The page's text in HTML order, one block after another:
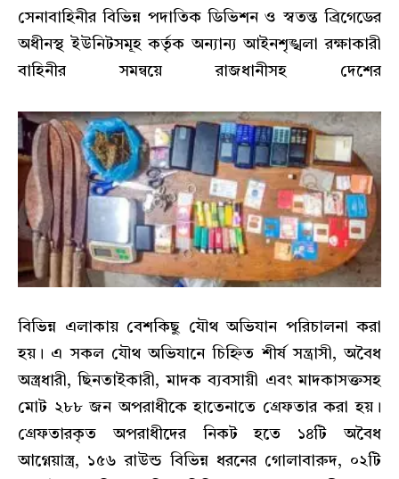
সেনাবাহিনীর বিভিন্ন পদাতিক ডিভিশন ও স্বতন্ত ব্রিগেডের
অধীনস্থ ইউনিটসমূহ কর্তৃক অন্যান্য আইনশৃঙ্খলা রক্ষাকারী
বাহিনীর সমন্বয়ে রাজধানীসহ দেশের
বিভিন্ন এলাকায় বেশকিছু যৌথ অভিযান পরিচালনা করা
হয়। এ সকল যৌথ অভিযানে চিহ্নিত শীর্ষ সন্ত্রাসী, অবৈধ
অস্ত্রধারী, ছিনতাইকারী, মাদক ব্যবসায়ী এবং মাদকাসক্তসহ
মোট ২৮৮ জন অপরাধীকে হাতেনাতে গ্রেফতার করা হয়।
গ্রেফতারকৃত অপরাধীদের নিকট হতে ১৪টি অবৈধ
আগ্নেয়াস্ত্র, ১৫৬ রাউন্ড বিভিন্ন ধরনের গোলাবারুদ, ০২টি